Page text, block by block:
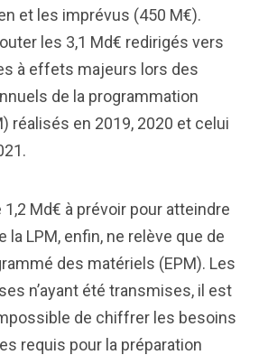
et les imprévus (450 M€).
les 3,1 Md€ redirigés vers
à effets majeurs lors des
de la programmation
réalisés en 2019, 2020 et celui
1,2 Md€ à prévoir pour atteindre
la LPM, enfin, ne relève que de
des matériels (EPM). Les
n’ayant été transmises, il est
de chiffrer les besoins
requis pour la préparation